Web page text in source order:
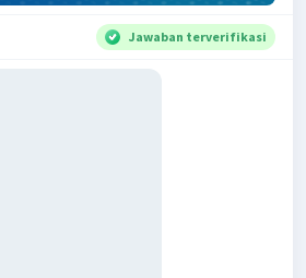
Jawaban terverifikasi